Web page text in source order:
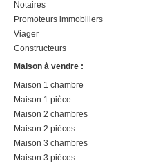
Notaires
Promoteurs immobiliers
Viager
Constructeurs
Maison à vendre :
Maison 1 chambre
Maison 1 pièce
Maison 2 chambres
Maison 2 pièces
Maison 3 chambres
Maison 3 pièces